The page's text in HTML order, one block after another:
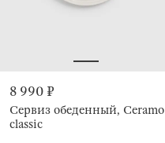
8 990 ₽
Сервиз обеденный, Ceramo
classic